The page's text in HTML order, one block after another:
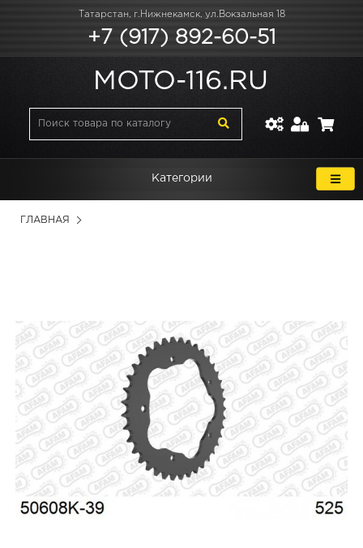
Татарстан, г.Нижнекамск, ул.Вокзальная 18
+7 (917) 892-60-51
MOTO-116.RU
Категории
ГЛАВНАЯ